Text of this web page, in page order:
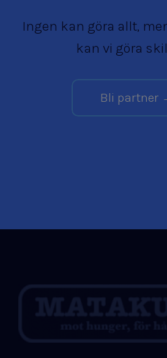
Ingen kan göra allt,
kan vi göra
Bli partner